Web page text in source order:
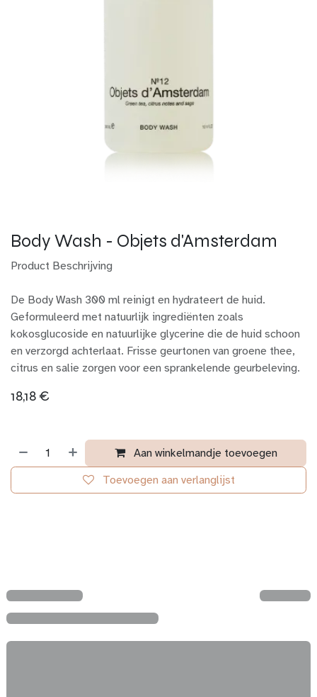
Body Wash - Objets d'Amsterdam
Product Beschrijving
De Body Wash 300 ml reinigt en hydrateert de huid.
Geformuleerd met natuurlijk ingrediënten zoals
kokosglucoside en natuurlijke glycerine die de huid schoon
en verzorgd achterlaat. Frisse geurtonen van groene thee,
citrus en salie zorgen voor een sprankelende geurbeleving.
18,18€
Aan winkelmandje toevoegen
Toevoegen aan verlanglijst